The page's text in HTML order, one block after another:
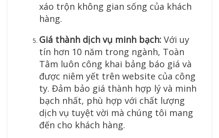
xáo trộn không gian sống của khách
hàng.
Giá thành dịch vụ minh bạch: Với uy
tín hơn 10 năm trong ngành, Toàn
Tâm luôn công khai bảng báo giá và
được niêm yết trên website của công
ty. Đảm bảo giá thành hợp lý và minh
bạch nhất, phù hợp với chất lượng
dịch vụ tuyệt vời mà chúng tôi mang
đến cho khách hàng.